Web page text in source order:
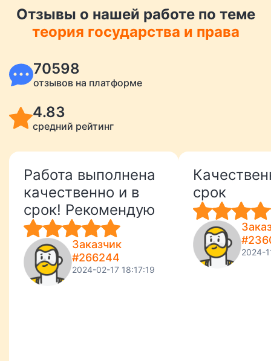
Отзывы о нашей работе по теме
теория государства и права
70598
отзывов на платформе
4.83
средний рейтинг
Работа выполнена
качественно и в
срок! Рекомендую
Заказчик
#266244
2024-02-17 18:17:19
срок
2024-